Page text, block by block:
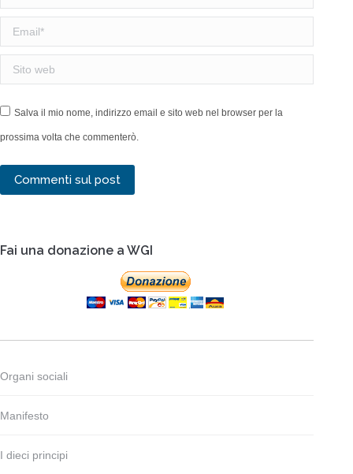
Email *
Sito web
Salva il mio nome, indirizzo email e sito web nel browser per la
prossima volta che commenterò.
Commenti sul post
Fai una donazione a WGI
Organi sociali
Manifesto
I dieci principi